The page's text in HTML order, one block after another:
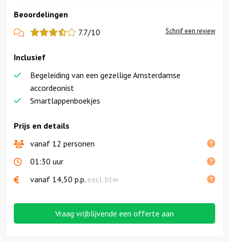
Beoordelingen
View
reviews
7.7/10 Schrijf een review
Prijs en details
vanaf 12 personen
01:30 uur
vanaf 14,50 p.p. excl. btw
Inclusief
Begeleiding van een gezellige Amsterdamse
accordeonist
Smartlappenboekjes
Vraag vrijblijvende een offerte aan